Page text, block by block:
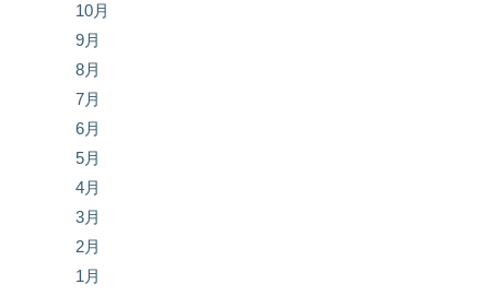
10月
9月
8月
7月
6月
5月
4月
3月
2月
1月